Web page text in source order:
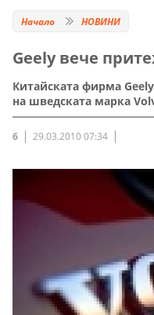
Начало НОВИНИ
Geely вече
Китайската фирма
на шведската марка
6 29.03.2010 07:34